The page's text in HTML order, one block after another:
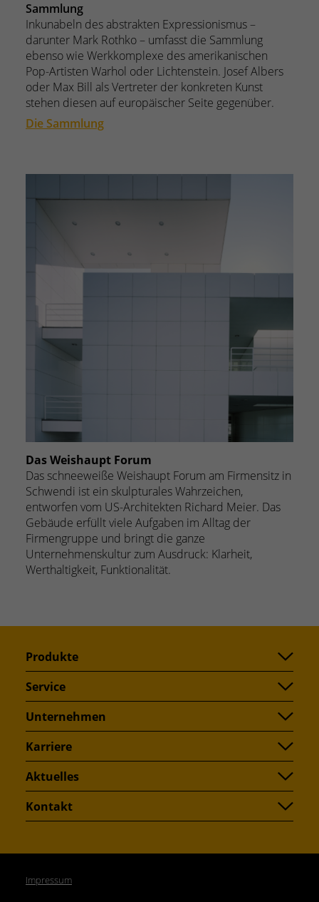
Sammlung
Inkunabeln des abstrakten Expressionismus –
darunter Mark Rothko – umfasst die Sammlung
ebenso wie Werkkomplexe des amerikanischen
Pop-Artisten Warhol oder Lichtenstein. Josef Albers
oder Max Bill als Vertreter der konkreten Kunst
stehen diesen auf europäischer Seite gegenüber.
Die Sammlung
Das Weishaupt Forum
Das schneeweiße Weishaupt Forum am Firmensitz in
Schwendi ist ein skulpturales Wahrzeichen,
entworfen vom US-Architekten Richard Meier. Das
Gebäude erfüllt viele Aufgaben im Alltag der
Firmengruppe und bringt die ganze
Unternehmenskultur zum Ausdruck: Klarheit,
Werthaltigkeit, Funktionalität.
Produkte
Service
Unternehmen
Karriere
Aktuelles
Kontakt
Impressum